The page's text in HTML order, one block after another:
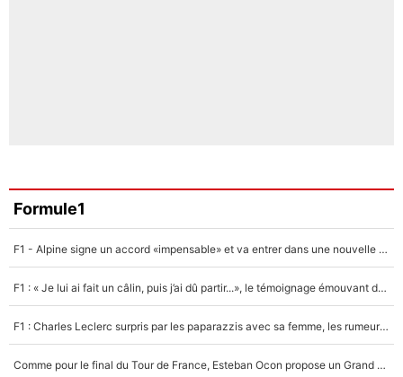
Formule1
F1 - Alpine signe un accord «impensable» et va entrer dans une nouvelle dimension : Grande nouvelle pour Pierre Gasly !
F1 : « Je lui ai fait un câlin, puis j’ai dû partir...», le témoignage émouvant de Max Verstappen sur sa fille
F1 : Charles Leclerc surpris par les paparazzis avec sa femme, les rumeurs étaient vraies !
Comme pour le final du Tour de France, Esteban Ocon propose un Grand Prix de Formule 1 à Paris : «Autour de l’Arc de Triomphe, ce serait génial» !